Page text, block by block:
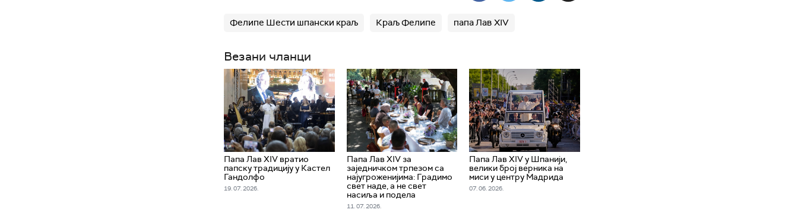
Фелипе Шести шпански краљ Краљ Фелипе папа Лав XIV
Везани чланци
Папа Лав XIV вратио
папску традицију у Кастел
Гандолфо
19. 07. 2026.
Папа Лав XIV за
заједничком трпезом са
најугроженијима: Градимо
свет наде, а не свет
насиља и подела
11. 07. 2026.
Папа Лав XIV у Шпанији,
велики број верника на
миси у центру Мадрида
07. 06. 2026.